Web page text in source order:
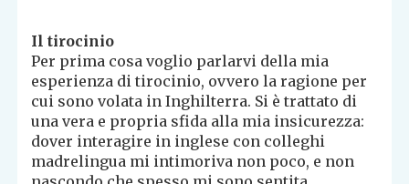
Il tirocinio
Per prima cosa voglio parlarvi della mia
esperienza di tirocinio, ovvero la ragione per
cui sono volata in Inghilterra. Si è trattato di
una vera e propria sfida alla mia insicurezza:
dover interagire in inglese con colleghi
madrelingua mi intimoriva non poco, e non